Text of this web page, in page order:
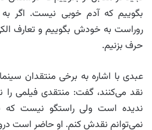
بگوییم که آدم خوبی نیست. اگر
روراست به خودش بگوییم و تعارف
حرف بزنیم.
عبدی با اشاره به برخی منتقدان
نقد می‌کنند، گفت: منتقدی فیلمی را
ندیده است ولی راستگو نیست که
نمی‌توانم نقدش کنم. او حاضر است